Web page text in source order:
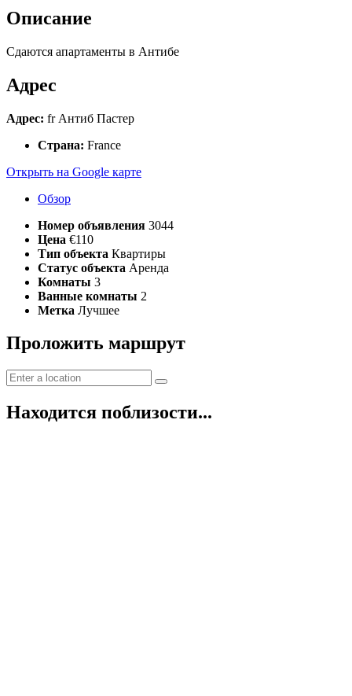
Описание
Сдаются апартаменты в Антибе
Адрес
Адрес: fr Антиб Пастер
Страна: France
Открыть на Google карте
Обзор
Номер объявления 3044
Цена €110
Тип объекта Квартиры
Статус объекта Аренда
Комнаты 3
Ванные комнаты 2
Метка Лучшее
Проложить маршрут
Находится поблизости...